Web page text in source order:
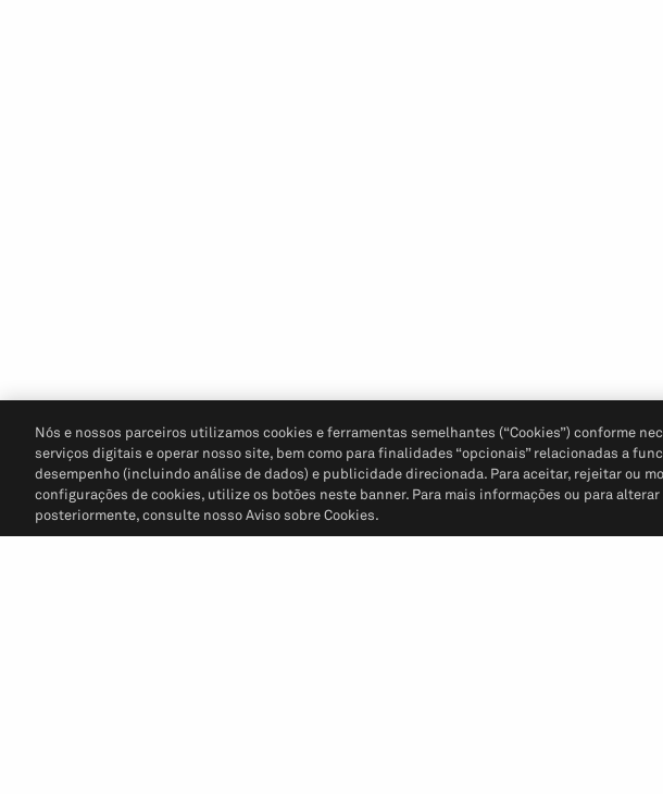
Nós e nossos parceiros utilizamos cookies e ferramentas semelhantes (“Cookies”) conforme
serviços digitais e operar nosso site, bem como para finalidades “opcionais” relacionadas a
desempenho (incluindo análise de dados) e publicidade direcionada. Para aceitar, rejeitar ou
configurações de cookies, utilize os botões neste banner. Para mais informações ou para alterar
posteriormente, consulte nosso Aviso sobre Cookies.